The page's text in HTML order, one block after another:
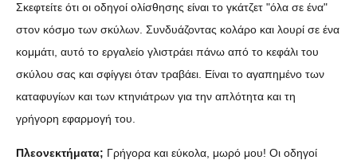
Σκεφτείτε ότι οι οδηγοί ολίσθησης είναι το γκάτζετ "όλα σε ένα"
στον κόσμο των σκύλων. Συνδυάζοντας κολάρο και λουρί σε ένα
κομμάτι, αυτό το εργαλείο γλιστράει πάνω από το κεφάλι του
σκύλου σας και σφίγγει όταν τραβάει. Είναι το αγαπημένο των
καταφυγίων και των κτηνιάτρων για την απλότητα και τη
γρήγορη εφαρμογή του.
Πλεονεκτήματα; Γρήγορα και εύκολα, μωρό μου! Οι οδηγοί